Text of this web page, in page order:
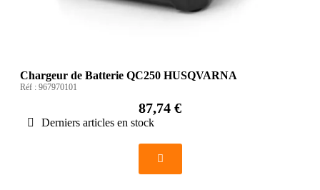
Chargeur de Batterie QC250 HUSQVARNA
Réf : 967970101
87,74 €
Derniers articles en stock